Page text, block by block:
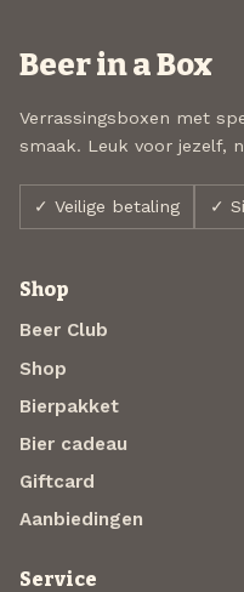
Beer in a Box
Verrassingsboxen met
smaak. Leuk voor jezelf,
✓ Veilige betaling ✓
Shop
Beer Club
Shop
Bierpakket
Bier cadeau
Giftcard
Aanbiedingen
Service